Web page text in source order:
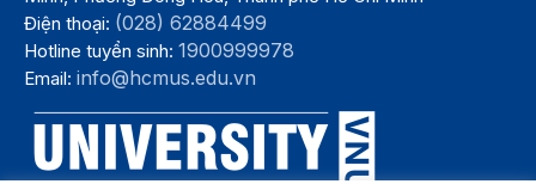
Điện thoại: (028) 62884499
Hotline tuyển sinh:1900999978
Email:info@hcmus.edu.vn